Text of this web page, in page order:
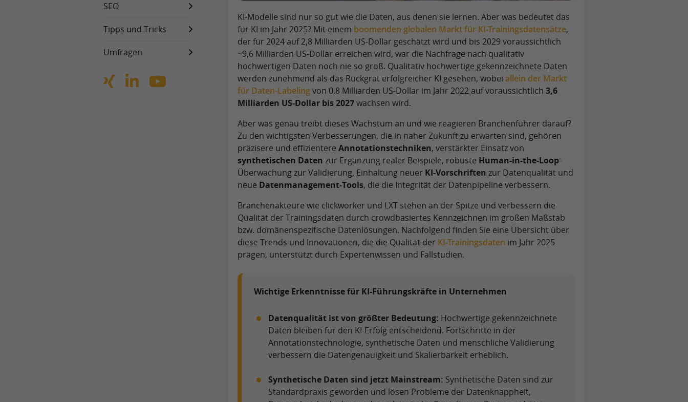
SEO
Tipps und Tricks
Umfragen
KI-Modelle sind nur so gut wie die Daten, aus denen sie lernen. Aber was bedeutet das
für KI im Jahr 2025? Mit einem boomenden globalen Markt für KI-Trainingsdatensätze,
der für 2024 auf 2,8 Milliarden US-Dollar geschätzt wird und bis 2029 voraussichtlich
~9,6 Milliarden US-Dollar erreichen wird, war die Nachfrage nach qualitativ
hochwertigen Daten noch nie so groß. Qualitativ hochwertige gekennzeichnete Daten
werden zunehmend als das Rückgrat erfolgreicher KI gesehen, wobei allein der Markt
für Daten-Labelingvon 0,8 Milliarden US-Dollar im Jahr 2022 auf voraussichtlich 3,6
Milliarden US-Dollar bis 2027wachsen wird.
Aber was genau treibt dieses Wachstum an und wie reagieren Branchenführer darauf?
Zu den wichtigsten Verbesserungen, die in naher Zukunft zu erwarten sind, gehören
präzisere und effizientere Annotationstechniken, verstärkter Einsatz von
synthetischen Daten zur Ergänzung realer Beispiele, robuste Human-in-the-Loop-
Überwachung zur Validierung, Einhaltung neuer KI-Vorschriften zur Datenqualität und
neue Datenmanagement-Tools, die die Integrität der Datenpipeline verbessern.
Branchenakteure wie clickworker und LXT stehen an der Spitze und verbessern die
Qualität der Trainingsdaten durch crowdbasiertes Kennzeichnen im großen Maßstab
bzw. domänenspezifische Datenlösungen. Nachfolgend finden Sie eine Übersicht über
diese Trends und Innovationen, die die Qualität der KI-Trainingsdaten im Jahr 2025
prägen, unterstützt durch Expertenwissen und Fallstudien.
Wichtige Erkenntnisse für KI-Führungskräfte in Unternehmen
Datenqualität ist von größter Bedeutung: Hochwertige gekennzeichnete
Daten bleiben für den KI-Erfolg entscheidend. Fortschritte in der
Annotationstechnologie, synthetische Daten und menschliche Validierung
verbessern die Datengenauigkeit und Skalierbarkeit erheblich.
Synthetische Daten sind jetzt Mainstream: Synthetische Daten sind zur
Standardpraxis geworden und lösen Probleme der Datenknappheit,